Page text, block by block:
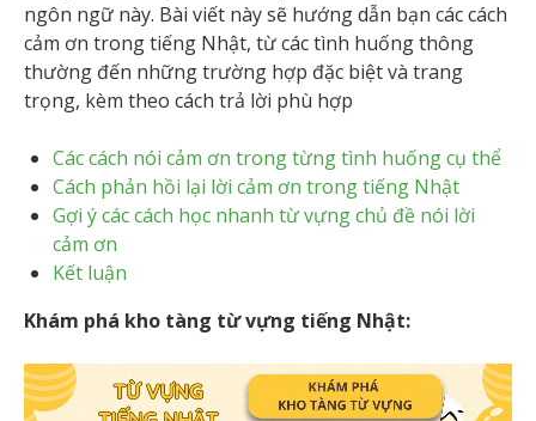
ngôn ngữ này. Bài viết này sẽ hướng dẫn bạn các cách
cảm ơn trong tiếng Nhật, từ các tình huống thông
thường đến những trường hợp đặc biệt và trang
trọng, kèm theo cách trả lời phù hợp
Các cách nói cảm ơn trong từng tình huống cụ thể
Cách phản hồi lại lời cảm ơn trong tiếng Nhật
Gợi ý các cách học nhanh từ vựng chủ đề nói lời
cảm ơn
Kết luận
Khám phá kho tàng từ vựng tiếng Nhật: